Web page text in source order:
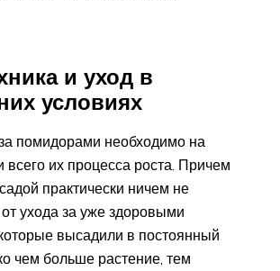
и уход в
условиях
помидорами необходимо на
всего их процесса роста. Причем
практически ничем не
от ухода за уже здоровыми
высадили в постоянный
чем больше растение, тем